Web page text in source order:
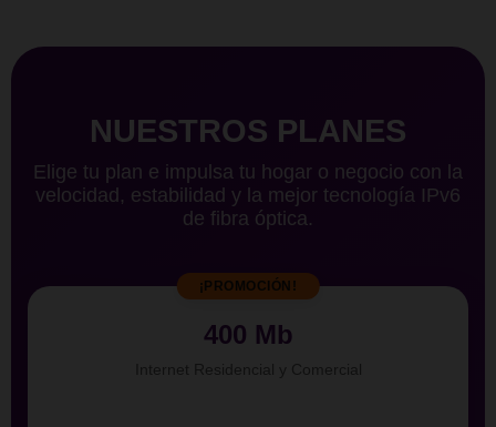
NUESTROS PLANES
Elige tu plan e impulsa tu hogar o negocio con la
velocidad, estabilidad y la mejor tecnología IPv6
de fibra óptica.
¡PROMOCIÓN!
400 Mb